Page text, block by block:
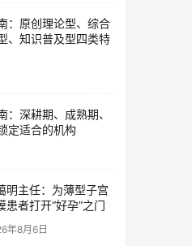
：原创理论型、综合
、知识普及型四类特
：深耕期、成熟期、
定适合的机构
明主任：为薄型子宫
患者打开“好孕”之门
年8月6日